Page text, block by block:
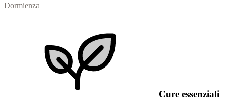
Dormienza
Cure essenziali